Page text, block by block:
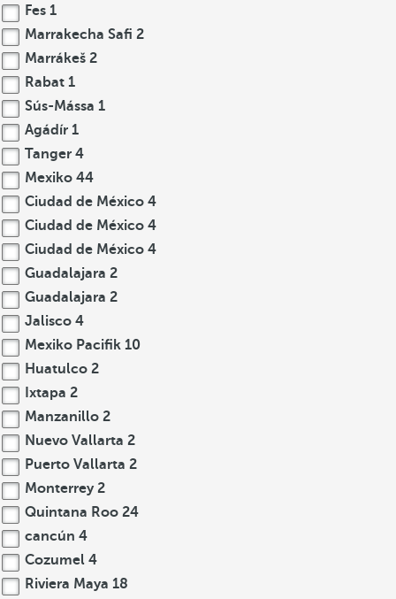
Fes 1
Marrakecha Safi 2
Marrákeš 2
Rabat 1
Sús-Mássa 1
Agádír 1
Tanger 4
Mexiko 44
Ciudad de México 4
Ciudad de México 4
Ciudad de México 4
Guadalajara 2
Guadalajara 2
Jalisco 4
Mexiko Pacifik 10
Huatulco 2
Ixtapa 2
Manzanillo 2
Nuevo Vallarta 2
Puerto Vallarta 2
Monterrey 2
Quintana Roo 24
cancún 4
Cozumel 4
Riviera Maya 18